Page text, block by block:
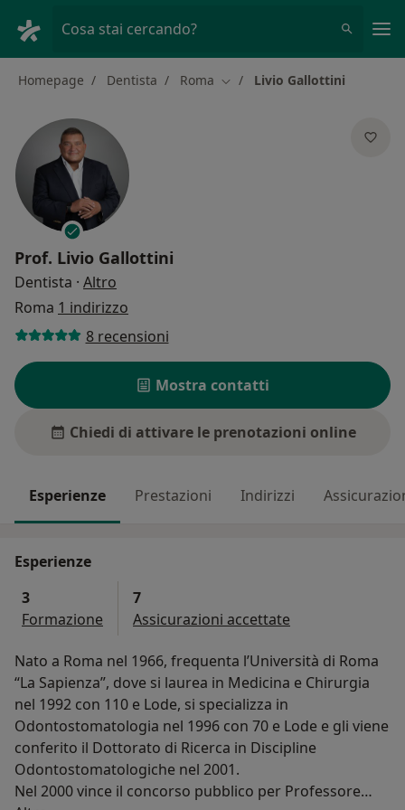
Cosa stai cercando?
Homepage Dentista Roma Cambia città
Livio Gallottini
Prof. Livio Gallottini
Dentista · Altro
Roma 1 indirizzo
8 recensioni
Mostra contatti
Chiedi di attivare le prenotazioni online
Esperienze Prestazioni Indirizzi
Esperienze
3
Formazione
7
Assicurazioni accettate
Nato a Roma nel 1966, frequenta l’Università di Roma
“La Sapienza”, dove si laurea in Medicina e Chirurgia
nel 1992 con 110 e Lode, si specializza in
Odontostomatologia nel 1996 con 70 e Lode e gli viene
conferito il Dottorato di Ricerca in Discipline
Odontostomatologiche nel 2001.
Nel 2000 vince il concorso pubblico per Professore